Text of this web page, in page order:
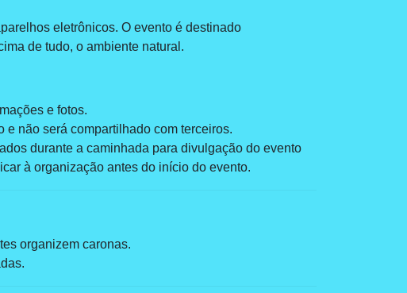
eletrônicos. O evento é destinado
de tudo, o ambiente natural.
e fotos.
não será compartilhado com terceiros.
durante a caminhada para divulgação do evento
à organização antes do início do evento.
organizem caronas.